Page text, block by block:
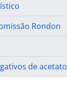
Rondon
de acetato